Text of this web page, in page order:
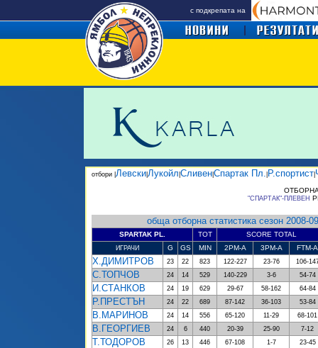
с подкрепата на
отбори | ЛевскиЛукойл СливенСпартак Пл. Р.спортист
"СПАРТАК"-ПЛЕВЕН
обща отборна статистика сезон 2008-09
SPARTAK PL. TOT SCORE TOTAL
ИГРАЧИ G GS MIN 2PM-A 3PM-A FTM-A
Х.ДИМИТРОВ 23 22 823 122-227 23-76 106-
С.ТОПЧОВ 24 14 529 140-229 3-6 54-74
И.СТАНКОВ 24 19 629 29-67 58-162 64-84
Р.ПРЕСТЪН 24 22 689 87-142 36-103 53-84
В.МАРИНОВ 24 14 556 65-120 11-29 68-101
В.ГЕОРГИЕВ 24 6 440 20-39 25-90 7-12
Т.ТОДОРОВ 26 13 446 67-108 1-7 23-45